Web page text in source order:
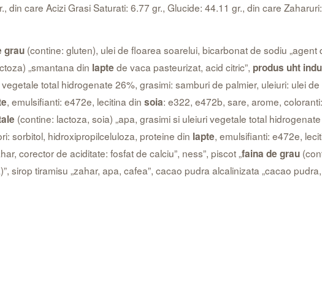
din care Acizi Grasi Saturati: 6.77 gr., Glucide: 44.11 gr., din care
grau (contine: gluten), ulei de floarea soarelui, bicarbonat de sodiu
„smantana din lapte de vaca pasteurizat, acid citric”, produs uht
total hidrogenate 26%, grasimi: samburi de palmier, uleiuri: ulei
, emulsifianti: e472e, lecitina din soia: e322, e472b, sare, arome,
(contine: lactoza, soia) „apa, grasimi si uleiuri vegetale total
sorbitol, hidroxipropilceluloza, proteine din lapte, emulsifianti: e472e,
corector de aciditate: fosfat de calciu”, ness”, piscot „faina de grau
sirop tiramisu „zahar, apa, cafea”, cacao pudra alcalinizata „cacao